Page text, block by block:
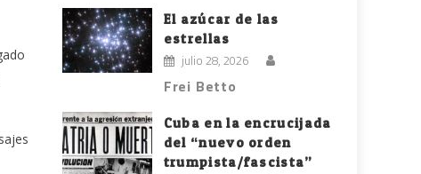
El azúcar de las
estrellas
julio 28, 2026
Frei Betto
Cuba en la encrucijada
del “nuevo orden
trumpista/fascista”